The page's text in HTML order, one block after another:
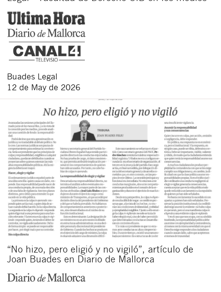
Buades Legal
12 de May de 2026
“No hizo, pero eligió y no vigiló”, artículo de
Joan Buades en Diario de Mallorca